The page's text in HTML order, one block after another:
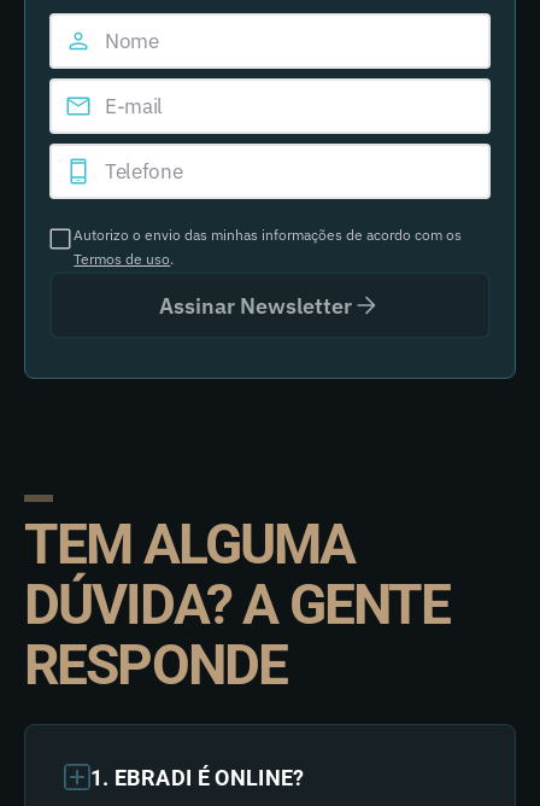
Autorizo o envio das minhas informações de acordo com os
Termos de uso.
Assinar Newsletter
TEM ALGUMA
DÚVIDA? A GENTE
RESPONDE
1. EBRADI É ONLINE?